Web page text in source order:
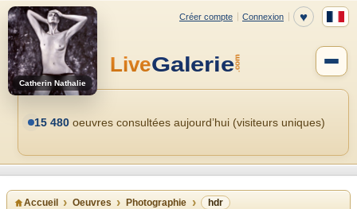
Catherin Nathalie
15 480 oeuvres consultées aujourd’hui (visiteurs uniques)
Accueil Oeuvres Photographie hdr